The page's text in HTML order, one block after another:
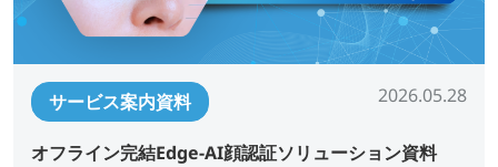
サービス案内資料 2026.05.28
オフライン完結Edge-AI顔認証ソリューション資料